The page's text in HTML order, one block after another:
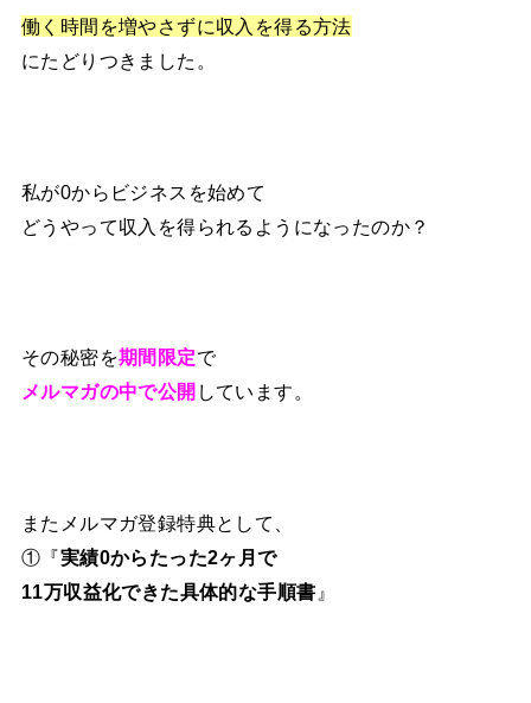
働く時間を増やさずに収入を得る方法
にたどりつきました。
私が0からビジネスを始めて
どうやって収入を得られるようになったのか？
その秘密を期間限定で
メルマガの中で公開 しています。
またメルマガ登録特典として、
①『実績0からたった2ヶ月で
11万収益化できた具体的な手順書 』